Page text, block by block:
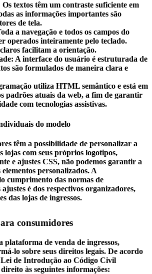
Os textos têm um contraste suficiente em
as informações importantes são
de tela.
a navegação e todos os campos do
operados inteiramente pelo teclado.
facilitam a orientação.
A interface do usuário é estruturada de
são formulados de maneira clara e
utiliza HTML semântico e está em
padrões atuais da web, a fim de garantir
com tecnologias assistivas.
do modelo
têm a possibilidade de personalizar a
lojas com seus próprios logotipos,
e ajustes CSS, não podemos garantir a
elementos personalizados. A
cumprimento das normas de
ajustes é dos respectivos organizadores,
das lojas de ingressos.
consumidores
plataforma de venda de ingressos,
lo sobre seus direitos legais. De acordo
de Introdução ao Código Civil
às seguintes informações: